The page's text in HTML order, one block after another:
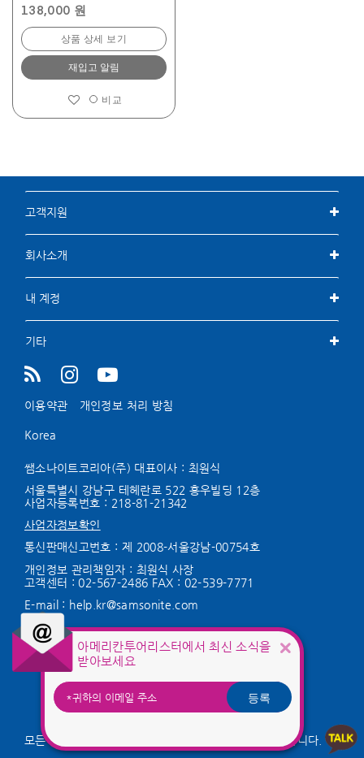
아메리칸투어리스터에서 최신 소식을
받아보세요
등록
138,000 원
상품 상세 보기
재입고 알림
비교
고객지원
회사소개
내 계정
기타
이용약관 개인정보 처리 방침
Korea
쌤소나이트코리아(주) 대표이사 : 최원식
서울특별시 강남구 테헤란로 522 홍우빌딩 12층
사업자등록번호 : 218-81-21342
사업자정보확인
통신판매신고번호 : 제 2008-서울강남-00754호
개인정보 관리책임자 : 최원식 사장
고객센터 :02-567-2486 FAX : 02-539-7771
E-mail : help.kr@samsonite.com
KG 이니시스를 통해 구매안전서비스를
제공합니다.
서비스 가입사실 확인
모든 저작권은 Samsonite IP Holdings S.àr.l 에게 있습니다.